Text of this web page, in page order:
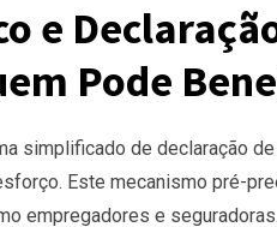
e
Pode
simplificado de declaração
Este mecanismo pré-
empregadores e